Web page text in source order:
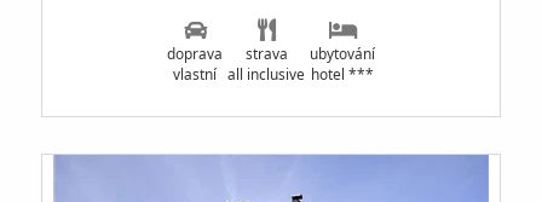
doprava
vlastní
strava
all inclusive
ubytování
hotel ***